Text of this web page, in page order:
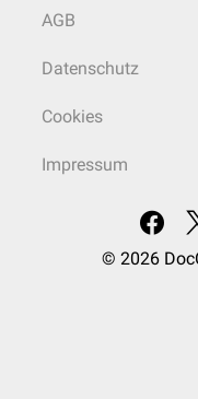
AGB
Datenschutz
Cookies
Impressum
© 2026